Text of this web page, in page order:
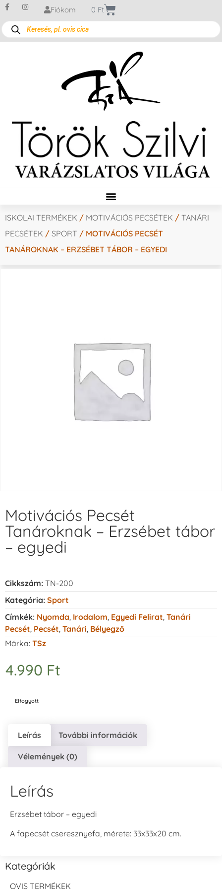
Fiókom 0 Ft
ISKOLAI TERMÉKEK / MOTIVÁCIÓS PECSÉTEK / TANÁRI
PECSÉTEK / SPORT / MOTIVÁCIÓS PECSÉT
TANÁROKNAK – ERZSÉBET TÁBOR – EGYEDI
Motivációs Pecsét
Tanároknak – Erzsébet tábor
– egyedi
Cikkszám: TN-200
Kategória: Sport
Címkék: Nyomda Irodalom Egyedi Felirat Tanári
Pecsét Pecsét Tanári Bélyegző
Márka: TSz
4.990 Ft
Elfogyott
Leírás További információk
Vélemények (0)
Leírás
Erzsébet tábor – egyedi
A fapecsét cseresznyefa, mérete: 33x33x20 cm.
Kategóriák
OVIS TERMÉKEK